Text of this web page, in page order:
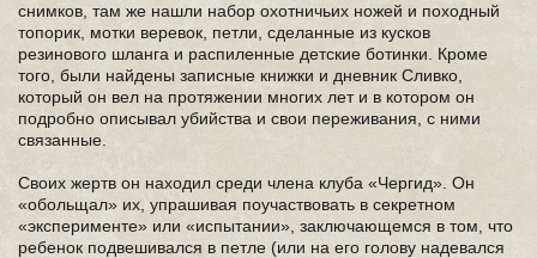
снимков, там же нашли набор охотничьих ножей и походный
топорик, мотки веревок, петли, сделанные из кусков
резинового шланга и распиленные детские ботинки. Кроме
того, были найдены записные книжки и дневник Сливко,
который он вел на протяжении многих лет и в котором он
подробно описывал убийства и свои переживания, с ними
связанные.
Своих жертв он находил среди члена клуба «Чергид». Он
«обольщал» их, упрашивая поучаствовать в секретном
«эксперименте» или «испытании», заключающемся в том, что
ребенок подвешивался в петле (или на его голову надевался